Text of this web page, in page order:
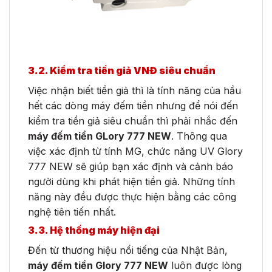
3.2. Kiểm tra tiền giả VNĐ siêu chuẩn
Việc nhận biết tiền giả thì là tính năng của hầu
hết các dòng máy đếm tiền nhưng để nói đến
kiểm tra tiền giả siêu chuẩn thì phải nhắc đến
máy đếm tiền GLory 777 NEW. Thông qua
việc xác định từ tính MG, chức năng UV Glory
777 NEW sẽ giúp bạn xác định và cảnh báo
người dùng khi phát hiện tiền giả. Những tính
năng này đều được thực hiện bằng các công
nghệ tiên tiến nhất.
3.3. Hệ thống máy hiện đại
Đến từ thương hiệu nổi tiếng của Nhật Bản,
máy đếm tiền Glory 777 NEW luôn được lòng